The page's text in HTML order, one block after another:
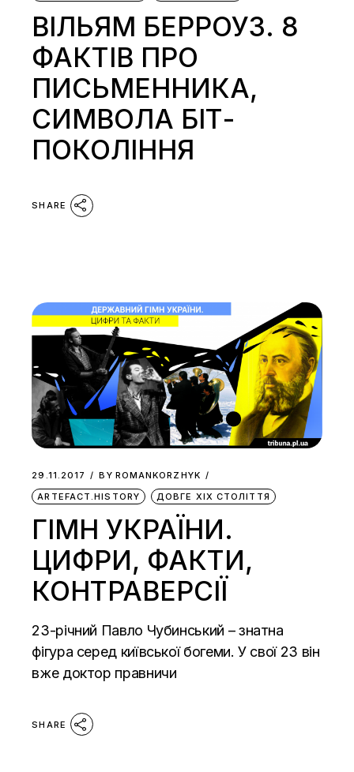
ВІЛЬЯМ БЕРРОУЗ. 8
ФАКТІВ ПРО
ПИСЬМЕННИКА,
СИМВОЛА БІТ-
ПОКОЛІННЯ
SHARE
29.11.2017 BY ROMANKORZHYK
ARTEFACT.HISTORY
ДОВГЕ ХІХ СТОЛІТТЯ
ГІМН УКРАЇНИ.
ЦИФРИ, ФАКТИ,
КОНТРАВЕРСІЇ
23-річний Павло Чубинський – знатна
фігура серед київської богеми. У свої 23 він
вже доктор правничи
SHARE